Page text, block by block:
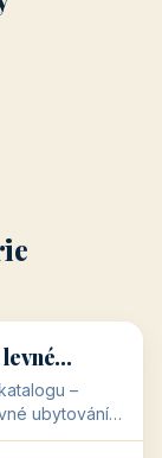
34 objektů
–
ubytování –
připraveny